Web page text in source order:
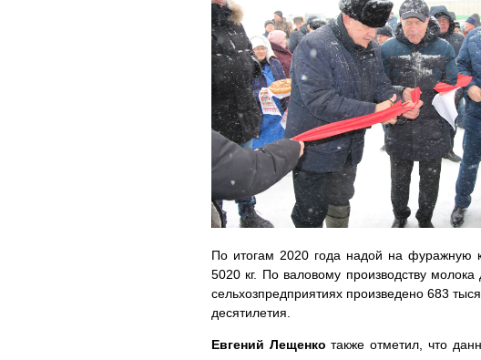
По итогам 2020 года надой на фуражную
5020 кг. По валовому производству
сельхозпредприятиях произведено 683
десятилетия.
Евгений Лещенко также отметил, что